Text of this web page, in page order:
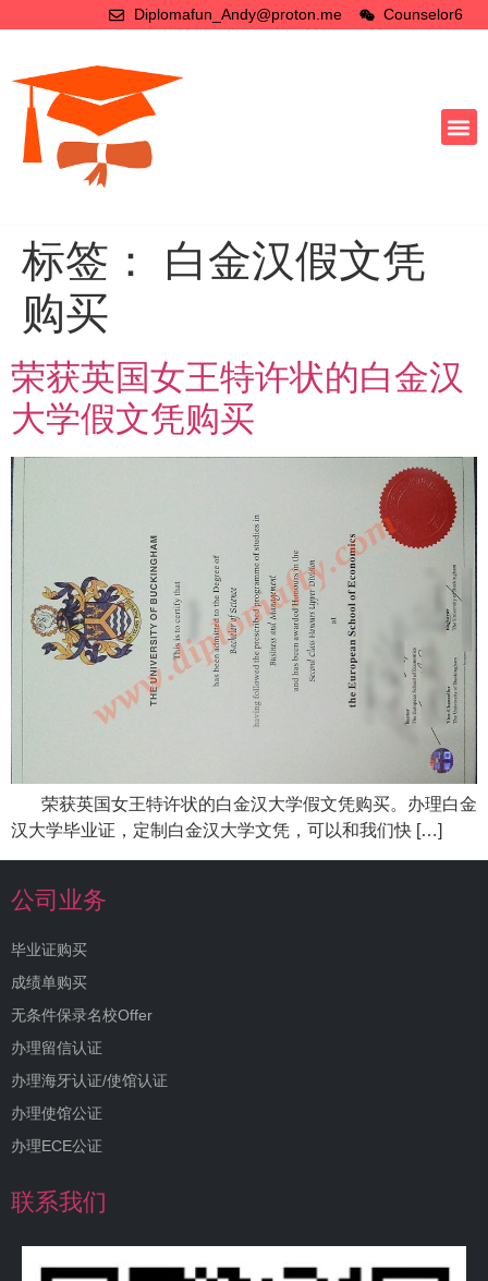
Diplomafun_Andy@proton.me Counselor6
标签： 白金汉假文凭
购买
荣获英国女王特许状的白金汉
大学假文凭购买
荣获英国女王特许状的白金汉大学假文凭购买。办理白金
汉大学毕业证，定制白金汉大学文凭，可以和我们快 […]
公司业务
毕业证购买
成绩单购买
无条件保录名校Offer
办理留信认证
办理海牙认证/使馆认证
办理使馆公证
办理ECE公证
联系我们